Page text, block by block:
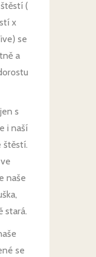
(
x
se
a
s
i naší
štěstí.
naše
stará.
se